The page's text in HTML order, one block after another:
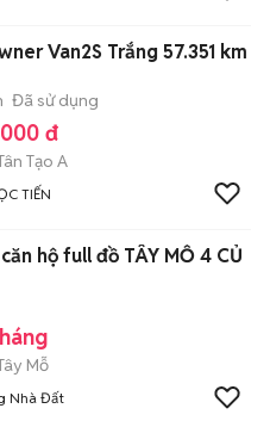
Van2S Trắng 57.351 km
Đã sử dụng
đ
Tạo A
TIẾN
hộ full đồ TÂY MỖ 4 CỦ
Mỗ
Nhà Đất